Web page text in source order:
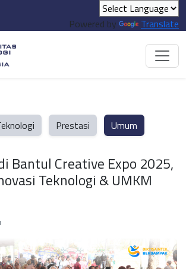
Powered by Translate
Prestasi Umum
Bantul Creative Expo 2025,
Teknologi & UMKM